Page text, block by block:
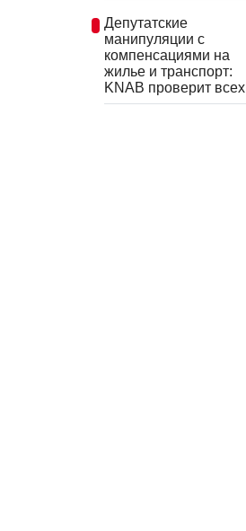
Депутатские
манипуляции с
компенсациями на
жилье и транспорт:
KNAB проверит всех